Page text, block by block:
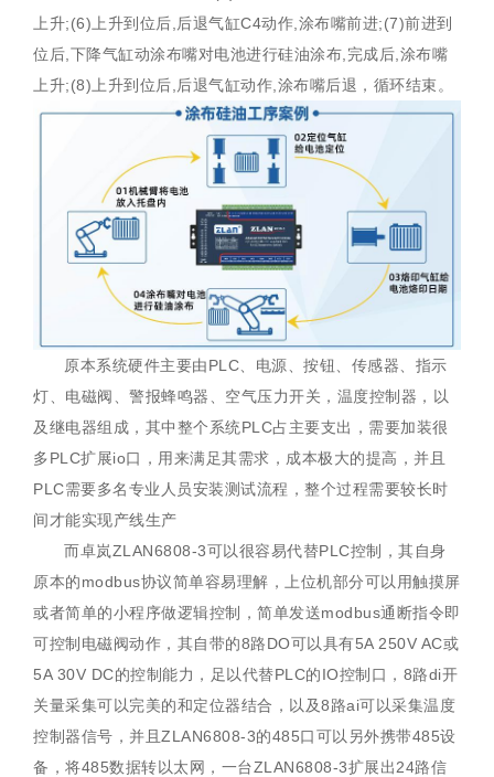
上升;(6)上升到位后,后退气缸C4动作,涂布嘴前进;(7)前进到
位后,下降气缸动涂布嘴对电池进行硅油涂布,完成后,涂布嘴
上升;(8)上升到位后,后退气缸动作,涂布嘴后退，循环结束。
原本系统硬件主要由PLC、电源、按钮、传感器、指示
灯、电磁阀、警报蜂鸣器、空气压力开关，温度控制器，以
及继电器组成，其中整个系统PLC占主要支出，需要加装很
多PLC扩展io口，用来满足其需求，成本极大的提高，并且
PLC需要多名专业人员安装测试流程，整个过程需要较长时
间才能实现产线生产
而卓岚ZLAN6808-3可以很容易代替PLC控制，其自身
原本的modbus协议简单容易理解，上位机部分可以用触摸屏
或者简单的小程序做逻辑控制，简单发送modbus通断指令即
可控制电磁阀动作，其自带的8路DO可以具有5A 250V AC或
5A 30V DC的控制能力，足以代替PLC的IO控制口，8路di开
关量采集可以完美的和定位器结合，以及8路ai可以采集温度
控制器信号，并且ZLAN6808-3的485口可以另外携带485设
备，将485数据转以太网，一台ZLAN6808-3扩展出24路信